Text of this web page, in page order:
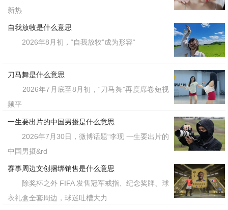
新热
自我放牧是什么意思
2026年8月初，“自我放牧”成为形容“
刀马舞是什么意思
2026年7月底至8月初，“刀马舞”再度席卷短视
频平
一生要出片的中国男摄是什么意思
2026年7月30日，微博话题“李现 一生要出片的
中国男摄&rd
赛事周边文创捆绑销售是什么意思
除奖杯之外 FIFA 发售冠军戒指、纪念奖牌、球
衣礼盒全套周边，球迷吐槽大力